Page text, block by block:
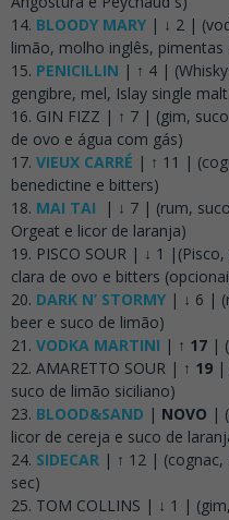
BLOODY MARY | ↓ 2 |
limão, molho inglês,
PENICILLIN | ↑ 4 |
gengibre, mel, Islay single
GIN FIZZ | ↑ 7 | (gim,
de ovo e água com gás)
VIEUX CARRÉ | ↑ 11 |
benedictine e bitters)
MAI TAI
| ↓ 7 | (rum,
Orgeat e licor de laranja)
PISCO SOUR | ↓ 1
clara de ovo e bitters
DARK N’ STORMY | ↓ 6 |
beer e suco de limão)
VODKA MARTINI | ↑ 17 |
AMARETTO SOUR | ↑ 19 |
suco de limão siciliano)
BLOOD&SAND | NOVO |
licor de cereja e suco de
SIDECAR | ↑ 12 | (cognac,
sec)
TOM COLLINS | ↓ 1 |